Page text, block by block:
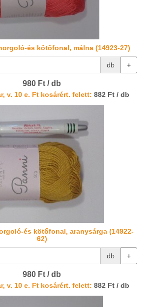
és kötőfonal, málna (14923-27)
db +
980 Ft / db
v. 10 e. Ft kosárért. felett: 882 Ft / db
és kötőfonal, aranysárga (14922-
62)
db +
980 Ft / db
v. 10 e. Ft kosárért. felett: 882 Ft / db